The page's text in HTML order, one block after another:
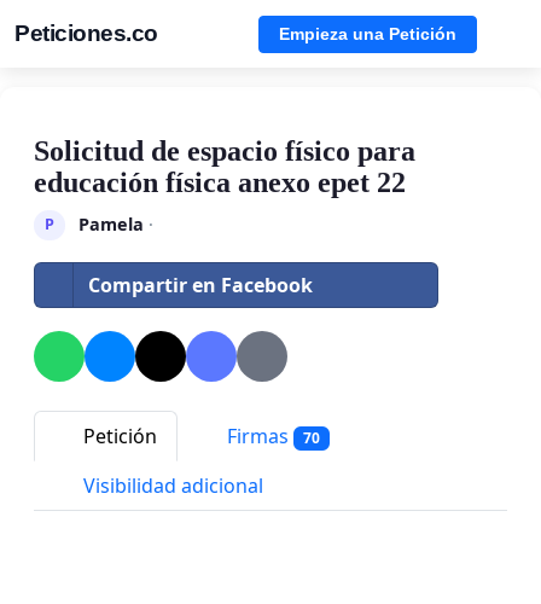
Peticiones.co Empieza una Petición
Solicitud de espacio físico para
educación física anexo epet 22
P Pamela ·
Compartir en Facebook
Petición Firmas 70
Visibilidad adicional